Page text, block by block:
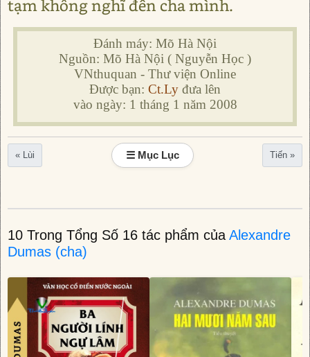
tạm không nghĩ đến cha mình.
Đánh máy: Mõ Hà Nội
Nguồn: Mõ Hà Nội ( Nguyễn Học )
VNthuquan - Thư viện Online
Được bạn: Ct.Ly đưa lên
vào ngày: 1 tháng 1 năm 2008
« Lùi ☰ Mục Lục Tiến »
10 Trong Tổng Số 16 tác phẩm của Alexandre
Dumas (cha)